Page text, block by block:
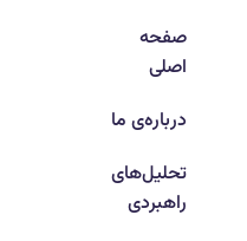
صفحه
اصلی
درباره‌ی ما
تحلیل‌های
راهبردی